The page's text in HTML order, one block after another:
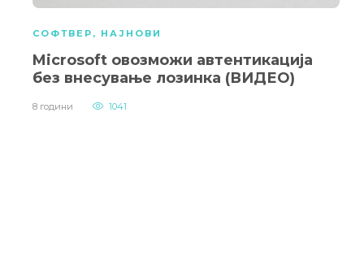
СОФТВЕР , НАЈНОВИ
Microsoft овозможи автентикација
без внесување лозинка (ВИДЕО)
8 години 1041